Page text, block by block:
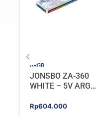
ARGB
JONSBO ZA-360
WHITE – 5V ARGB
Rp604.000